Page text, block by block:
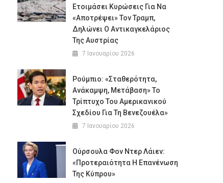
Ετοιμάσει Κυρώσεις Για Να
«αποτρέψει» Τον Τραμπ,
Δηλώνει Ο Αντικαγκελάριος
Της Αυστρίας
7 Ιανουαρίου 2026
Ρούμπιο: «Σταθερότητα,
Ανάκαμψη, Μετάβαση» Το
Τρίπτυχο Του Αμερικανικού
Σχεδίου Για Τη Βενεζουέλα»
7 Ιανουαρίου 2026
Ούρσουλα Φον Ντερ Λάιεν:
«Προτεραιότητα Η Επανένωση
Της Κύπρου»